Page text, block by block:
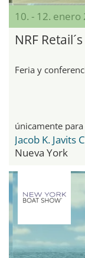
10. - 12. enero
NRF
Feria y
únicamente
Jacob K. Javits
Nueva York